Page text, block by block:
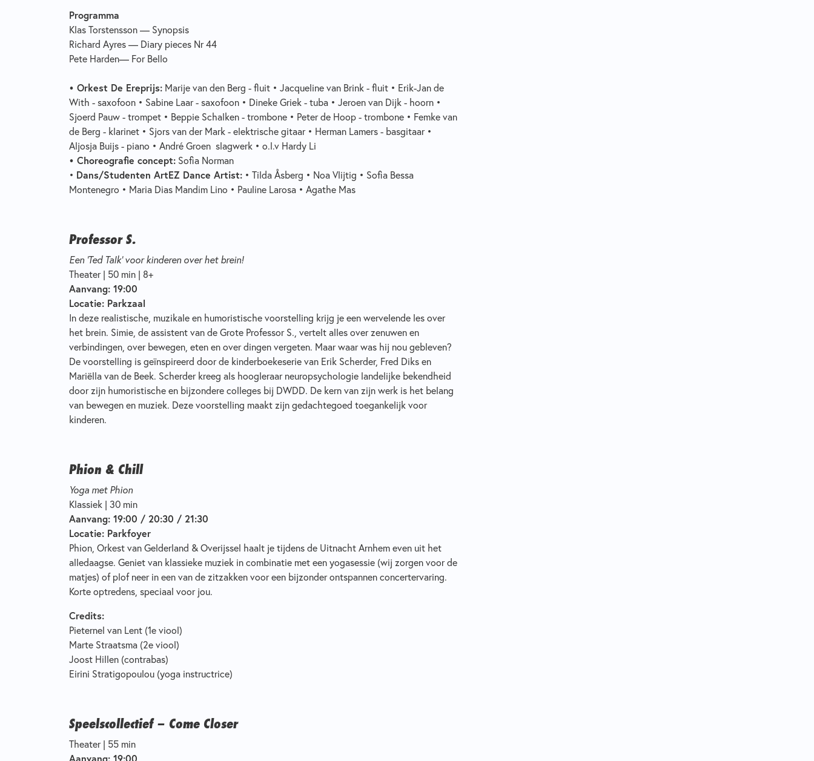
Programma
Klas Torstensson — Synopsis
Richard Ayres — Diary pieces Nr 44
Pete Harden— For Bello
• Orkest De Ereprijs: Marije van den Berg - fluit • Jacqueline van Brink - fluit • Erik-Jan de
With - saxofoon • Sabine Laar - saxofoon • Dineke Griek - tuba • Jeroen van Dijk - hoorn •
Sjoerd Pauw - trompet • Beppie Schalken - trombone • Peter de Hoop - trombone • Femke van
de Berg - klarinet • Sjors van der Mark - elektrische gitaar • Herman Lamers - basgitaar •
Aljosja Buijs - piano • André Groen slagwerk • o.l.v Hardy Li
• Choreografie concept: Sofia Norman
• Dans/Studenten ArtEZ Dance Artist: • Tilda Åsberg • Noa Vlijtig • Sofia Bessa
Montenegro • Maria Dias Mandim Lino • Pauline Larosa • Agathe Mas
Professor S.
Een ‘Ted Talk’ voor kinderen over het brein!
Theater | 50 min | 8+
Aanvang: 19:00
Locatie: Parkzaal
In deze realistische, muzikale en humoristische voorstelling krijg je een wervelende les over
het brein. Simie, de assistent van de Grote Professor S., vertelt alles over zenuwen en
verbindingen, over bewegen, eten en over dingen vergeten. Maar waar was hij nou gebleven?
De voorstelling is geïnspireerd door de kinderboekeserie van Erik Scherder, Fred Diks en
Mariëlla van de Beek. Scherder kreeg als hoogleraar neuropsychologie landelijke bekendheid
door zijn humoristische en bijzondere colleges bij DWDD. De kern van zijn werk is het belang
van bewegen en muziek. Deze voorstelling maakt zijn gedachtegoed toegankelijk voor
kinderen.
Phion & Chill
Yoga met Phion
Klassiek | 30 min
Aanvang: 19:00 / 20:30 / 21:30
Locatie: Parkfoyer
Phion, Orkest van Gelderland & Overijssel haalt je tijdens de Uitnacht Arnhem even uit het
alledaagse. Geniet van klassieke muziek in combinatie met een yogasessie (wij zorgen voor de
matjes) of plof neer in een van de zitzakken voor een bijzonder ontspannen concertervaring.
Korte optredens, speciaal voor jou.
Credits:
Pieternel van Lent (1e viool)
Marte Straatsma (2e viool)
Joost Hillen (contrabas)
Eirini Stratigopoulou (yoga instructrice)
Speelscollectief – Come Closer
Theater | 55 min
Aanvang: 19:00